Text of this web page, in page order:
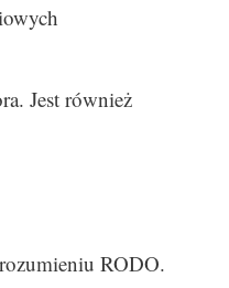
Jest również
RODO.